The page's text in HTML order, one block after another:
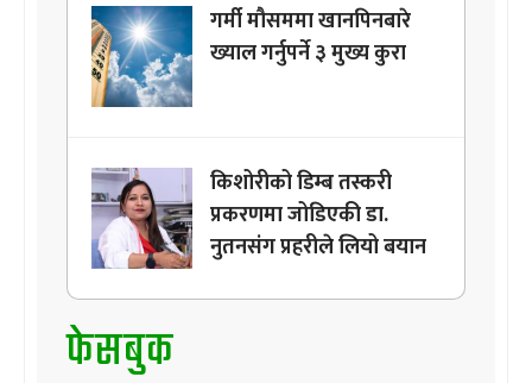
गर्मी मौसममा खानपिनबारे
ख्याल गर्नुपर्ने ३ मुख्य कुरा
किशोरीको डिम्ब तस्करी
प्रकरणमा जोडिएकी डा.
नुतनसंग प्रहरीले लियो बयान
फेसबुक